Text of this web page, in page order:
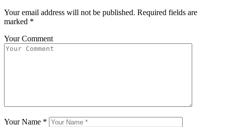
Your email address will not be published. Required fields are
marked *
Your Comment
Your Name *